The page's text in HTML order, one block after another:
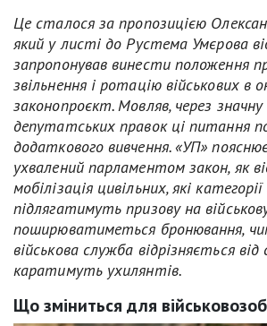
Це сталося за пропозицією
який у листі до Рустема Умєрова
запропонував винести положення
звільнення і ротацію військових в
законопроєкт. Мовляв, через значну
депутатських правок ці питання
додаткового вивчення. «УП»
ухвалений парламентом закон, як
мобілізація цивільних, які
підлягатимуть призову на
поширюватиметься бронювання,
військова служба відрізняється від
каратимуть ухилянтів.
Що зміниться для